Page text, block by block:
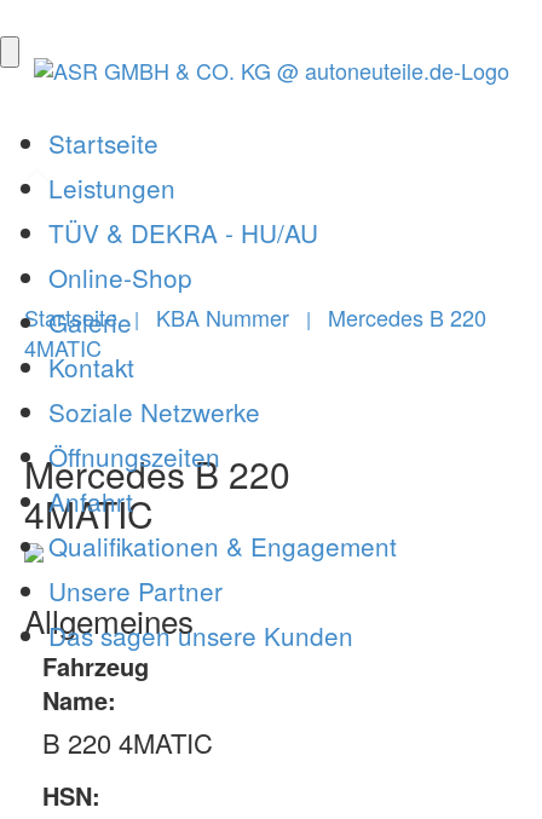
Startseite
Leistungen
TÜV & DEKRA - HU/AU
Online-Shop
Galerie
Kontakt
Soziale Netzwerke
Öffnungszeiten
Anfahrt
Qualifikationen & Engagement
Unsere Partner
Das sagen unsere Kunden
Startseite | KBA Nummer |
Mercedes B 220
4MATIC
Mercedes B 220
4MATIC
Allgemeines
Fahrzeug
Name:
B 220 4MATIC
HSN: